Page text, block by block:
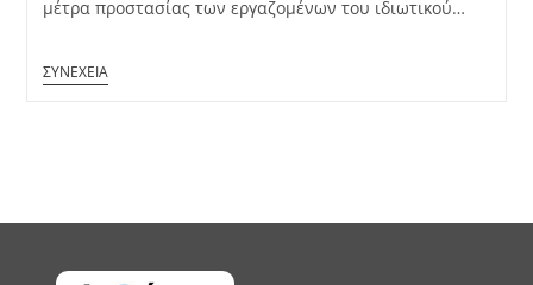
μέτρα προστασίας των εργαζομένων του ιδιωτικού…